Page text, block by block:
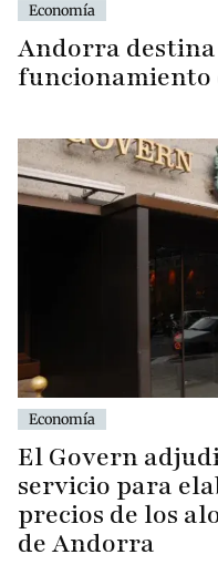
Economía
Andorra
Economía
El Govern
servicio para
precios de los
de Andorra